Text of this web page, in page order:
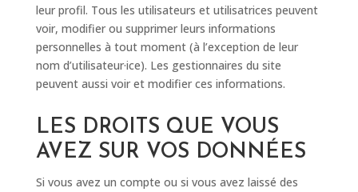
leur profil. Tous les utilisateurs et utilisatrices peuvent
voir, modifier ou supprimer leurs informations
personnelles à tout moment (à l’exception de leur
nom d’utilisateur·ice). Les gestionnaires du site
peuvent aussi voir et modifier ces informations.
LES DROITS QUE VOUS
AVEZ SUR VOS DONNÉES
Si vous avez un compte ou si vous avez laissé des